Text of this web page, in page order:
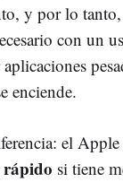
y por lo
con un
enciende.
el
rápido si tiene